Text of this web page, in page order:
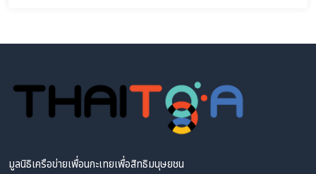
มูลนิธิเครือข่ายเพื่อนกะเทยเพื่อสิทธิมนุษยชน